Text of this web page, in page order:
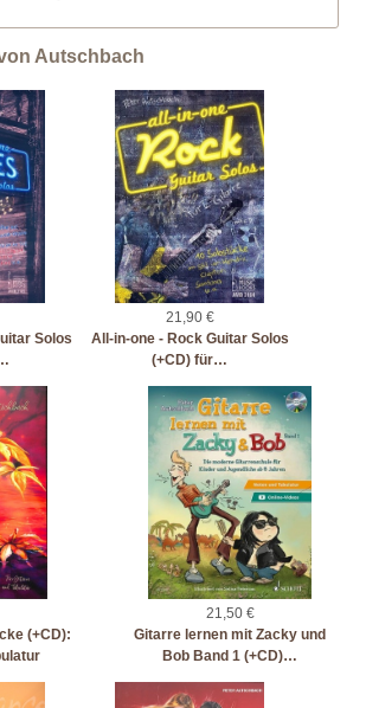
Autschbach
Solos
21,90 €
All-in-one - Rock Guitar Solos
(+CD) für…
(+CD):
21,50 €
Gitarre lernen mit Zacky und
Bob Band 1 (+CD)…